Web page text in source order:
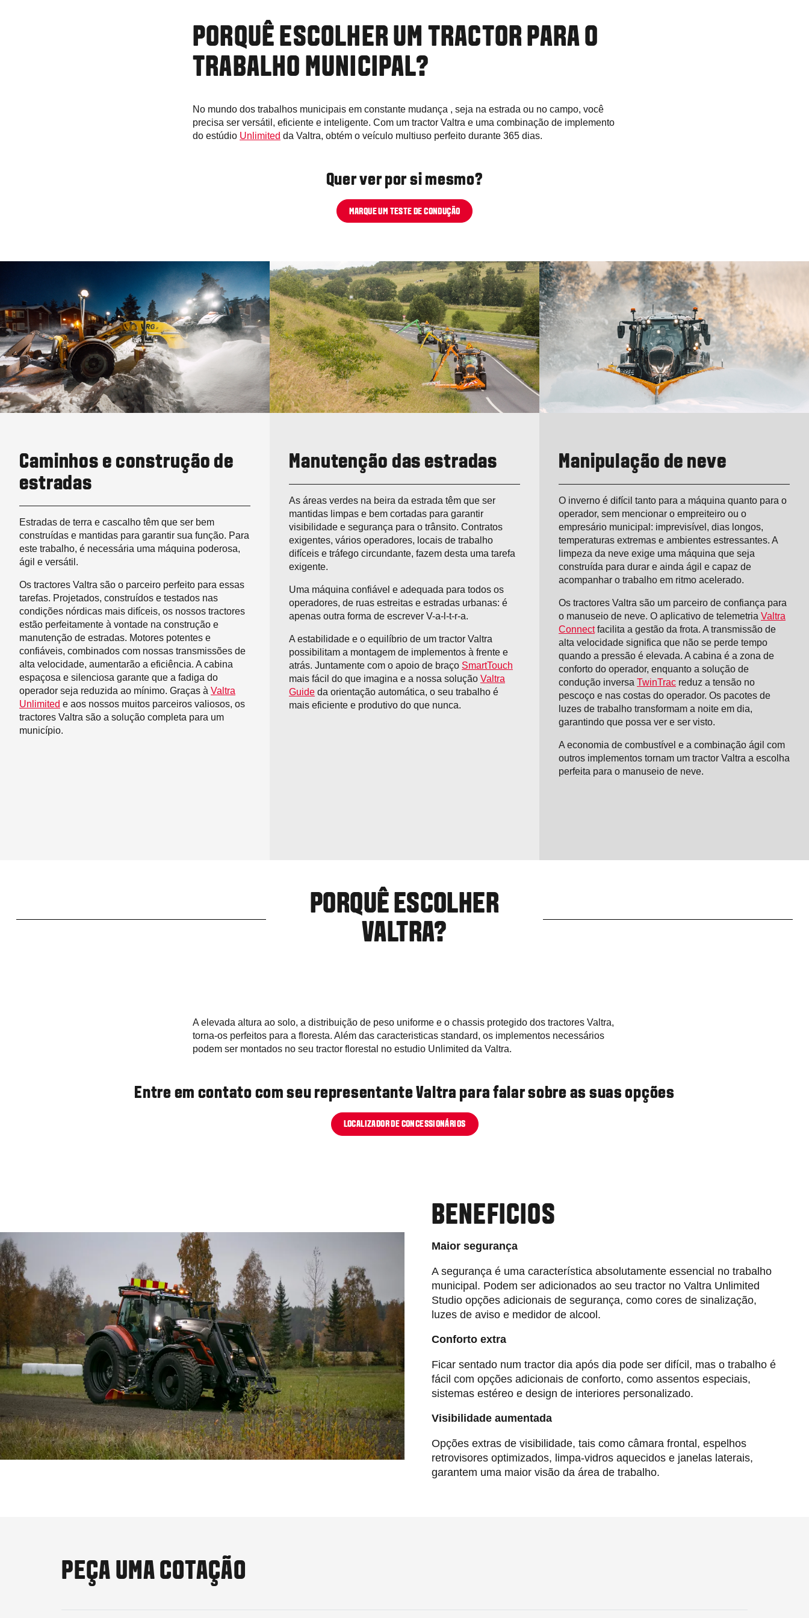
PORQUÊ ESCOLHER UM TRACTOR PARA O
TRABALHO MUNICIPAL?
No mundo dos trabalhos municipais em constante mudança , seja na estrada ou no campo, você
precisa ser versátil, eficiente e inteligente. Com um tractor Valtra e uma combinação de implemento
do estúdio Unlimited da Valtra, obtém o veículo multiuso perfeito durante 365 dias.
Quer ver por si mesmo?
MARQUE UM TESTE DE CONDUÇÃO
Caminhos e construção de
estradas
Estradas de terra e cascalho têm que ser bem
construídas e mantidas para garantir sua função. Para
este trabalho, é necessária uma máquina poderosa,
ágil e versátil.
Os tractores Valtra são o parceiro perfeito para essas
tarefas. Projetados, construídos e testados nas
condições nórdicas mais difíceis, os nossos tractores
estão perfeitamente à vontade na construção e
manutenção de estradas. Motores potentes e
confiáveis, combinados com nossas transmissões de
alta velocidade, aumentarão a eficiência. A cabina
espaçosa e silenciosa garante que a fadiga do
operador seja reduzida ao mínimo. Graças à Valtra
Unlimited e aos nossos muitos parceiros valiosos, os
tractores Valtra são a solução completa para um
município.
Manutenção das estradas
As áreas verdes na beira da estrada têm que ser
mantidas limpas e bem cortadas para garantir
visibilidade e segurança para o trânsito. Contratos
exigentes, vários operadores, locais de trabalho
difíceis e tráfego circundante, fazem desta uma tarefa
exigente.
Uma máquina confiável e adequada para todos os
operadores, de ruas estreitas e estradas urbanas: é
apenas outra forma de escrever V-a-l-t-r-a.
A estabilidade e o equilíbrio de um tractor Valtra
possibilitam a montagem de implementos à frente e
atrás. Juntamente com o apoio de braço SmartTouch
mais fácil do que imagina e a nossa solução Valtra
Guide da orientação automática, o seu trabalho é
mais eficiente e produtivo do que nunca.
Manipulação de neve
O inverno é difícil tanto para a máquina quanto para o
operador, sem mencionar o empreiteiro ou o
empresário municipal: imprevisível, dias longos,
temperaturas extremas e ambientes estressantes. A
limpeza da neve exige uma máquina que seja
construída para durar e ainda ágil e capaz de
acompanhar o trabalho em ritmo acelerado.
Os tractores Valtra são um parceiro de confiança para
o manuseio de neve. O aplicativo de telemetria Valtra
Connectfacilita a gestão da frota. A transmissão de
alta velocidade significa que não se perde tempo
quando a pressão é elevada. A cabina é a zona de
conforto do operador, enquanto a solução de
condução inversa TwinTrac reduz a tensão no
pescoço e nas costas do operador. Os pacotes de
luzes de trabalho transformam a noite em dia,
garantindo que possa ver e ser visto.
A economia de combustível e a combinação ágil com
outros implementos tornam um tractor Valtra a escolha
perfeita para o manuseio de neve.
PORQUÊ ESCOLHER
VALTRA?
A elevada altura ao solo, a distribuição de peso uniforme e o chassis protegido dos tractores Valtra,
torna-os perfeitos para a floresta. Além das caracteristicas standard, os implementos necessários
podem ser montados no seu tractor florestal no estudio Unlimited da Valtra.
Entre em contato com seu representante Valtra para falar sobre as suas opções
LOCALIZADOR DE CONCESSIONÁRIOS
BENEFICIOS
Maior segurança
A segurança é uma característica absolutamente essencial no trabalho
municipal. Podem ser adicionados ao seu tractor no Valtra Unlimited
Studio opções adicionais de segurança, como cores de sinalização,
luzes de aviso e medidor de alcool.
Conforto extra
Ficar sentado num tractor dia após dia pode ser difícil, mas o trabalho é
fácil com opções adicionais de conforto, como assentos especiais,
sistemas estéreo e design de interiores personalizado.
Visibilidade aumentada
Opções extras de visibilidade, tais como câmara frontal, espelhos
retrovisores optimizados, limpa-vidros aquecidos e janelas laterais,
garantem uma maior visão da área de trabalho.
PEÇA UMA COTAÇÃO